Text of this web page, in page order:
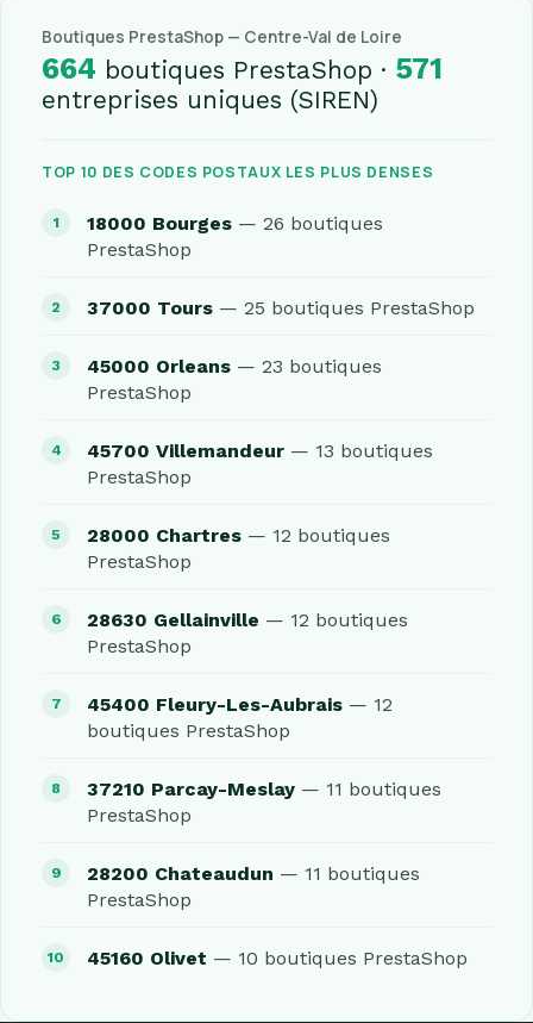
Boutiques PrestaShop — Centre-Val de Loire
664 boutiques PrestaShop · 571
entreprises uniques (SIREN)
TOP 10 DES CODES POSTAUX LES PLUS DENSES
18000 Bourges — 26 boutiques
PrestaShop
37000 Tours — 25 boutiques PrestaShop
45000 Orleans — 23 boutiques
PrestaShop
45700 Villemandeur — 13 boutiques
PrestaShop
28000 Chartres — 12 boutiques
PrestaShop
28630 Gellainville — 12 boutiques
PrestaShop
45400 Fleury-Les-Aubrais — 12
boutiques PrestaShop
37210 Parcay-Meslay — 11 boutiques
PrestaShop
28200 Chateaudun — 11 boutiques
PrestaShop
45160 Olivet — 10 boutiques PrestaShop